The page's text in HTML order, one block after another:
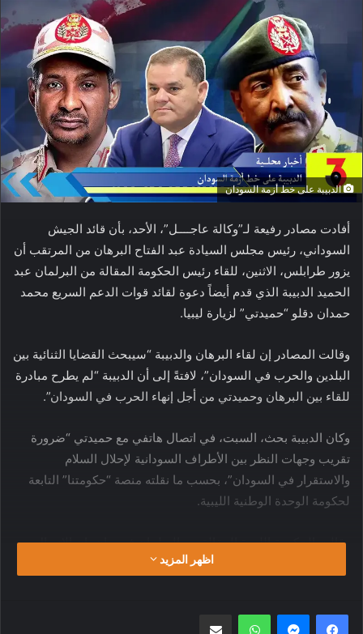
الدبيبة على خط أزمة السودان
أفادت مصادر رفيعة لـ”وكالة عاجــــل”، الأحد، بأن قائد الجيش
السوداني، رئيس مجلس السيادة عبد الفتاح البرهان من المرتقب أن
يزور طرابلس، الاثنين، للقاء رئيس الحكومة المقالة من البرلمان عبد
الحميد الدبيبة الذي قدم أيضاً دعوة لقائد قوات الدعم السريع محمد
حمدان دقلو “حميدتي” لزيارة ليبيا.
وقالت المصادر إن لقاء البرهان والدبيبة “سيبحث القضايا الثنائية بين
البلدين والحرب في السودان”، لافتةً إلى أن الدبيبة “لم يطرح مبادرة
للقاء بين البرهان وحميدتي من أجل إنهاء الحرب في السودان”.
وكان الدبيبة بحث، السبت، في اتصال هاتفي مع حميدتي “ضرورة
تقريب وجهات النظر بين الأطراف السودانية لإحلال السلام
والاستقرار في السودان”، بحسب ما نقلته منصة “حكومتنا” التابعة
لحكومة الوحدة الوطنية الليبية.
وقالت الحكومة الليبية المقالة من البرلمان في بيان، إن الاتصال
بحث “مبادرة الدبيبة لإحلال السلام ووقف إطلاق النار في السودان”،
من جهته، قال قائد قوات الدعم السريع على منصة “إكس”، السبت،
اظهر المزيد
واتساب